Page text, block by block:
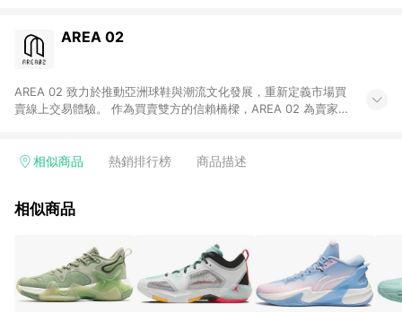
AREA 02
AREA 02 致力於推動亞洲球鞋與潮流文化發展，重新定義市場買
賣線上交易體驗。 作為買賣雙方的信賴橋樑，AREA 02 為賣家提
鞋、街頭服飾與收藏品交易平台。 客服專線：+886-2-2706-
相似商品 熱銷排行榜 商品描述
相似商品